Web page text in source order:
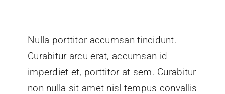
Nulla porttitor accumsan tincidunt.
Curabitur arcu erat, accumsan id
imperdiet et, porttitor at sem. Curabitur
non nulla sit amet nisl tempus convallis